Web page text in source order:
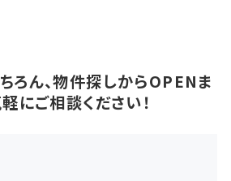
ろん、物件探しからOPENま
軽にご相談ください！